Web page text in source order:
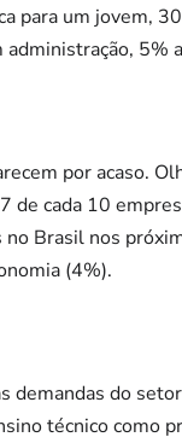
para um jovem,
5%
por acaso.
de cada 10
Brasil nos
(4%).
demandas do
técnico como